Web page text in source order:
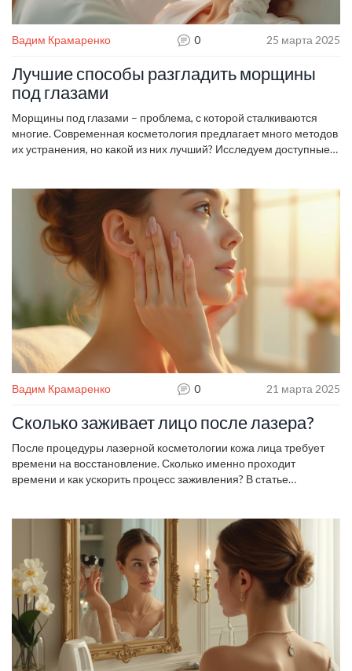
Вадим Крамаренко 0 25 марта 2025
Лучшие способы разгладить морщины
под глазами
Морщины под глазами – проблема, с которой сталкиваются
многие. Современная косметология предлагает много методов
их устранения, но какой из них лучший? Исследуем доступные
Узнайте, какие процедуры работают эффективнее всего, чтобы
добиться свежего и молодого вида.
Вадим Крамаренко 0 21 марта 2025
Сколько заживает лицо после лазера?
После процедуры лазерной косметологии кожа лица требует
времени на восстановление. Сколько именно проходит
времени и как ускорить процесс заживления? В статье
кожей в этот период.